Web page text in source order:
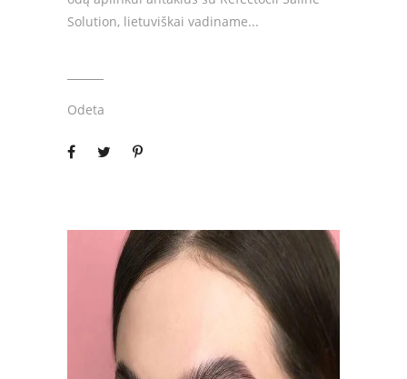
Solution, lietuviškai vadiname
Odeta